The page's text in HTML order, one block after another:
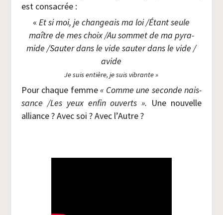
est consacrée :
«Et si moi, je chan­geais ma loi /​Étant seule
maître de mes choix /​Au som­met de ma pyra­
mide /​Sau­ter dans le vide sau­ter dans le vide /​
avide
Je suis entière, je suis vibrante »
Pour chaque femme« Comme une seconde nais­
sance /​Les yeux enfin ouverts ». Une nou­velle
alliance? Avec soi ? Avec l’Autre ?